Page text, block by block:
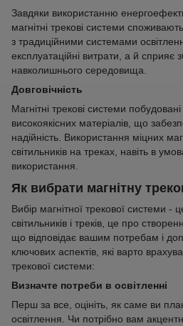
Завдяки використанню
магнітні трекові системи
з традиційними системами
експлуатаційні витрати, а й сприяє
навколишнього середовища.
Довговічність
Магнітні трекові системи
високоякісних матеріалів, що
надійність. Використання міцних
світильників на треках, навіть в
використання.
Як вибрати магнітну
Вибір магнітної трекової системи -
світильників і треків, це про
що відповідає вашим потребам і
ключових аспектів, які варто
трекової системи:
Визначте потреби в освітленні
Перш за все, оцініть, як саме ви
освітлення. Чи потрібно вам